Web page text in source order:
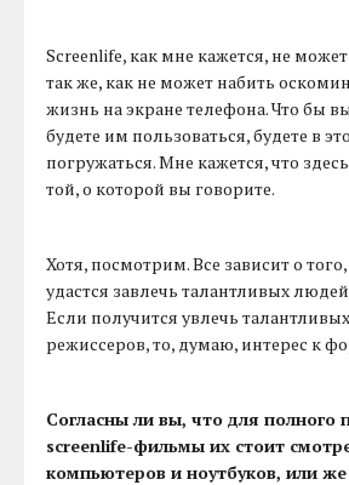
Screenlife, как мне кажется, не
так же, как не может набить
жизнь на экране телефона. Что бы
будете им пользоваться, будете в
погружаться. Мне кажется, что
той, о которой вы говорите.
Хотя, посмотрим. Все зависит о
удастся завлечь талантливых
Если получится увлечь
режиссеров, то, думаю, интерес к
Согласны ли вы, что для полного
screenlife-фильмы их стоит
компьютеров и ноутбуков, или